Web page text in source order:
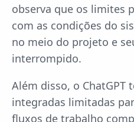
observa que os limites
com as condições do
no meio do projeto e
interrompido.
Além disso, o ChatGPT
integradas limitadas
fluxos de trabalho